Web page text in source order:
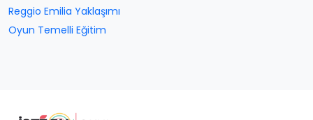
Reggio Emilia Yaklaşımı
Oyun Temelli Eğitim